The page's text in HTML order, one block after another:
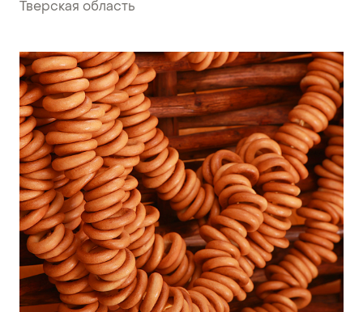
Тверская область